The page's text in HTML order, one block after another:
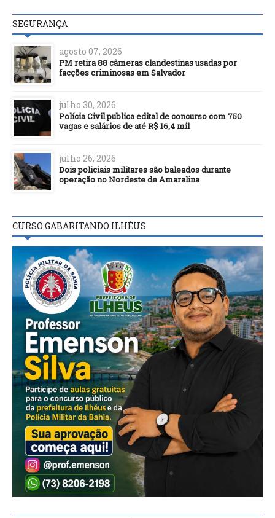
SEGURANÇA
agosto 07, 2026
PM retira 88 câmeras clandestinas usadas por
facções criminosas em Salvador
julho 30, 2026
Polícia Civil publica edital de concurso com 750
vagas e salários de até R$ 16,4 mil
julho 26, 2026
Dois policiais militares são baleados durante
operação no Nordeste de Amaralina
CURSO GABARITANDO ILHÉUS